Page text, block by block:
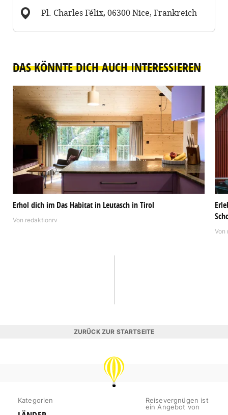
Pl. Charles Félix, 06300 Nice, Frankreich
DAS KÖNNTE DICH AUCH INTERESSIEREN
Erhol dich im Das Habitat in Leutasch in Tirol
Von redaktionrv
Von
ZURÜCK ZUR STARTSEITE
REISEVERGNÜGEN
Kategorien
Reisevergnügen ist
ein Angebot von